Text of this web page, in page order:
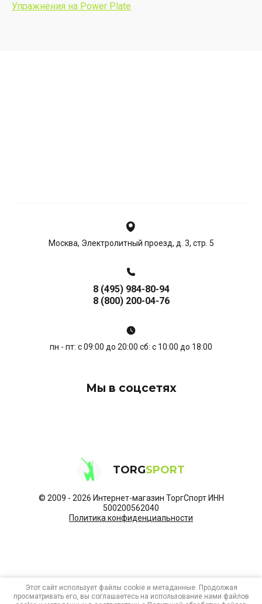
Упражнения на Power Plate
TORGSPORT
© 2009 - 2026 Интернет-магазин ТоргСпорт ИНН
500200562040
Политика конфиденциальности
Москва, Электролитный проезд, д. 3, стр. 5
8 (495) 984-80-94
8 (800) 200-04-76
пн - пт: с 09:00 до 20:00 сб: с 10:00 до 18:00
Мы в соцсетях
Этот сайт использует файлы cookie и метаданные. Продолжая
просматривать его, вы соглашаетесь на использование нами файлов